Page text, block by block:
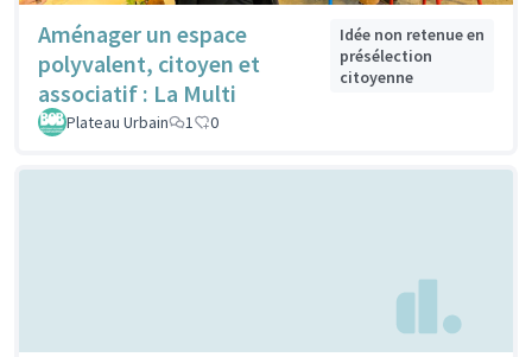
Aménager un espace
polyvalent, citoyen et
associatif : La Multi
Idée non retenue en
présélection
citoyenne
Plateau Urbain 1 0